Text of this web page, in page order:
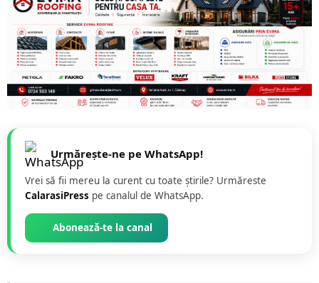
Urmărește-ne pe WhatsApp!
Vrei să fii mereu la curent cu toate știrile? Urmăreste
CalarasiPress pe canalul de WhatsApp.
Abonează-te la canal